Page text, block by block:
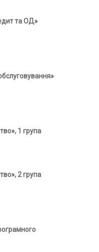
та ОД»
1 група
2 група